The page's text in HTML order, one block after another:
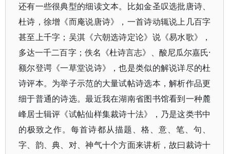
还有一些很典型的细读文本。比如金圣叹选批唐诗、
杜诗，徐增《而庵说唐诗》，一首诗动辄说上几百字
甚至上千字；吴淇《六朝选诗定论》说《易水歌》，
多达一千二百字；佚名《杜诗言志》、酸尼瓜尔嘉氏·
额尔登谔《一草堂说诗》，也是类似的解说详尽的杜
诗评本。为举子示范的大量试帖诗选本，解析作品更
细于普通的诗选。最近我在湖南省图书馆看到一种麓
峰居士辑评《试帖仙样集裁诗十法》，乃是这类书中
的极致之作。每首诗都从描题、格、意、笔、句、
字、韵、典、对、神气十个方面来讲析，故曰裁诗十